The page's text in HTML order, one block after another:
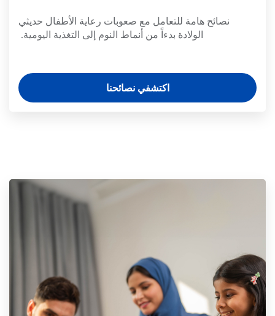
نصائح هامة للتعامل مع صعوبات رعاية الأطفال حديثي
الولادة بدءاً من أنماط النوم إلى التغذية اليومية.
اكتشفي نصائحنا